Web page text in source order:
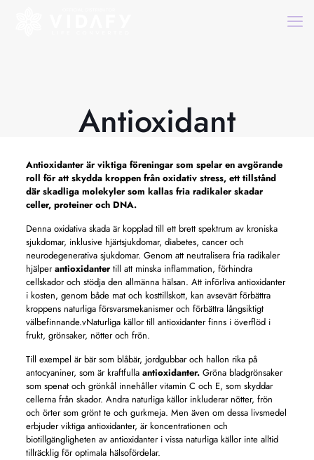
Antioxidant
Antioxidanterär viktiga föreningar som spelar en avgörande
roll för att skydda kroppen från oxidativ stress, ett tillstånd
där skadliga molekyler som kallas fria radikaler skadar
celler, proteiner och DNA.
Denna oxidativa skada är kopplad till ett brett spektrum av kroniska
sjukdomar, inklusive hjärtsjukdomar, diabetes, cancer och
neurodegenerativa sjukdomar. Genom att neutralisera fria radikaler
hjälperantioxidantertill att minska inflammation, förhindra
cellskador och stödja den allmänna hälsan. Att införliva antioxidanter
i kosten, genom både mat och kosttillskott, kan avsevärt förbättra
kroppens naturliga försvarsmekanismer och förbättra långsiktigt
välbefinnande.vNaturliga källor till antioxidanter finns i överflöd i
frukt, grönsaker, nötter och frön.
Till exempel är bär som blåbär, jordgubbar och hallon rika på
antocyaniner, som är kraftfulla antioxidanter.Gröna bladgrönsaker
som spenat och grönkål innehåller vitamin C och E, som skyddar
cellerna från skador. Andra naturliga källor inkluderar nötter, frön
och örter som grönt te och gurkmeja. Men även om dessa livsmedel
erbjuder viktiga antioxidanter, är koncentrationen och
biotillgängligheten av antioxidanter i vissa naturliga källor inte alltid
tillräcklig för optimala hälsofördelar.